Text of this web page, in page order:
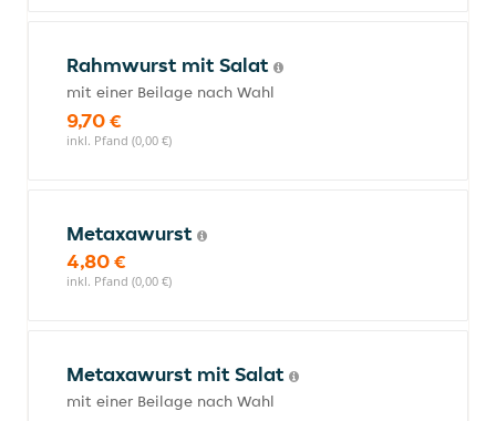
Rahmwurst mit Salat
mit einer Beilage nach Wahl
9,70 €
inkl. Pfand (0,00 €)
Metaxawurst
4,80 €
inkl. Pfand (0,00 €)
Metaxawurst mit Salat
mit einer Beilage nach Wahl